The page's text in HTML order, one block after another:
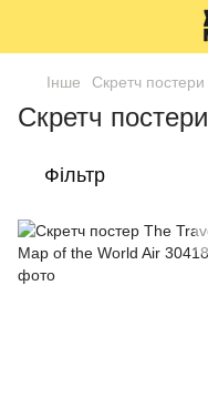
Інше Скретч постери
Скретч постери
Фільтр